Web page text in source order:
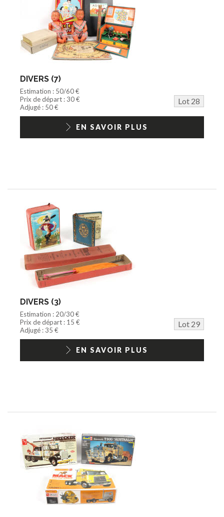
DIVERS (7)
Estimation : 50/60 €
Prix de départ : 30 €
Lot 28
Adjugé : 50 €
EN SAVOIR PLUS
DIVERS (3)
Estimation : 20/30 €
Prix de départ : 15 €
Lot 29
Adjugé : 35 €
EN SAVOIR PLUS